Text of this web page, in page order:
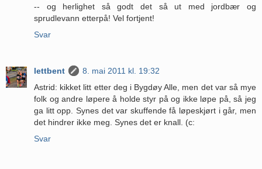
-- og herlighet så godt det så ut med jordbær og
sprudlevann etterpå! Vel fortjent!
Svar
lettbent
8. mai 2011 kl. 19:32
Astrid: kikket litt etter deg i Bygdøy Alle, men det var så mye
folk og andre løpere å holde styr på og ikke løpe på, så jeg
ga litt opp. Synes det var skuffende få løpeskjørt i går, men
det hindrer ikke meg. Synes det er knall. (c:
Svar